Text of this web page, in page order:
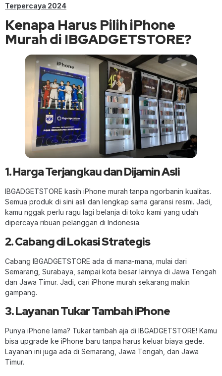
Terpercaya 2024
Kenapa Harus Pilih iPhone
Murah di IBGADGETSTORE?
1. Harga Terjangkau dan Dijamin Asli
IBGADGETSTORE kasih iPhone murah tanpa ngorbanin kualitas.
Semua produk di sini asli dan lengkap sama garansi resmi. Jadi,
kamu nggak perlu ragu lagi belanja di toko kami yang udah
dipercaya ribuan pelanggan di Indonesia.
2. Cabang di Lokasi Strategis
Cabang IBGADGETSTORE ada di mana-mana, mulai dari
Semarang, Surabaya, sampai kota besar lainnya di Jawa Tengah
dan Jawa Timur. Jadi, cari iPhone murah sekarang makin
gampang.
3. Layanan Tukar Tambah iPhone
Punya iPhone lama? Tukar tambah aja di IBGADGETSTORE! Kamu
bisa upgrade ke iPhone baru tanpa harus keluar biaya gede.
Layanan ini juga ada di Semarang, Jawa Tengah, dan Jawa
Timur.